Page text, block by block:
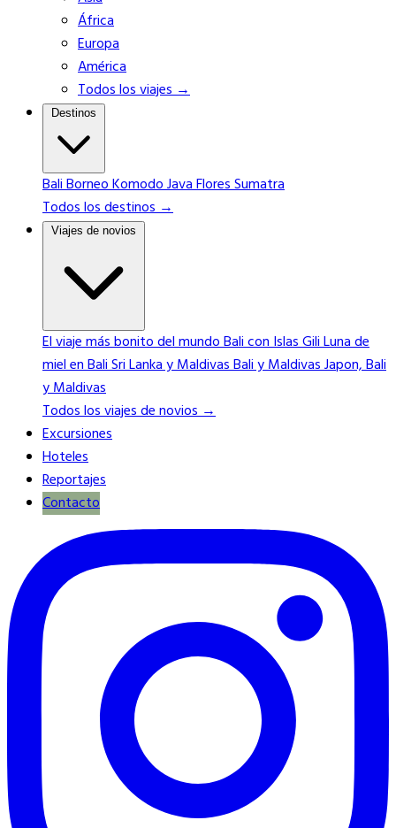
África
Europa
América
Todos los viajes →
Destinos
BaliBorneoKomodoJavaFloresSumatra
Todos los destinos →
Viajes de novios
El viaje más bonito del mundoBali con Islas GiliLuna de
miel en BaliSri Lanka y MaldivasBali y MaldivasJapon, Bali
y Maldivas
Todos los viajes de novios →
Excursiones
Hoteles
Reportajes
Contacto